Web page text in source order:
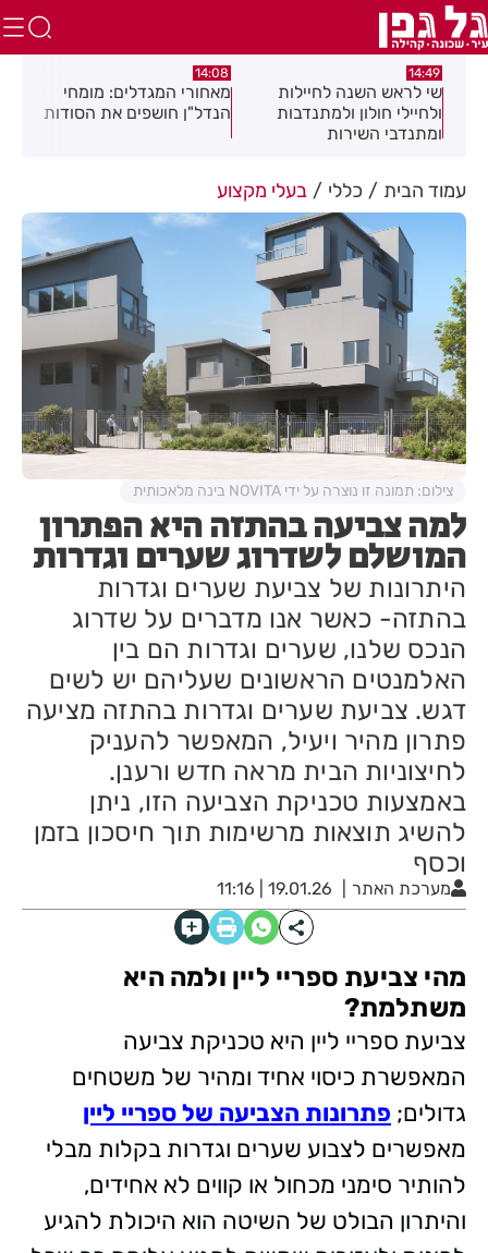
14:49
שי לראש השנה לחיילות
ולחיילי חולון ולמתנדבות
ומתנדבי השירות
14:08
מאחורי המגדלים: מומחי
הנדל"ן חושפים את הסודות
עמוד הבית כללי בעלי מקצוע
למה צביעה בהתזה היא הפתרון
המושלם לשדרוג שערים וגדרות
​היתרונות של צביעת שערים וגדרות
בהתזה- כאשר אנו מדברים על שדרוג
הנכס שלנו, שערים וגדרות הם בין
האלמנטים הראשונים שעליהם יש לשים
דגש. צביעת שערים וגדרות בהתזה מציעה
פתרון מהיר ויעיל, המאפשר להעניק
לחיצוניות הבית מראה חדש ורענן.
באמצעות טכניקת הצביעה הזו, ניתן
להשיג תוצאות מרשימות תוך חיסכון בזמן
וכסף
מערכת האתר 19.01.26 | 11:16
צילום: תמונה זו נוצרה על ידי NOVITA בינה מלאכותית
מהי צביעת ספריי ליין ולמה היא
משתלמת?
צביעת ספריי ליין היא טכניקת צביעה
המאפשרת כיסוי אחיד ומהיר של משטחים
גדולים; פתרונות הצביעה של ספריי ליין
מאפשרים לצבוע שערים וגדרות בקלות מבלי
להותיר סימני מכחול או קווים לא אחידים,
והיתרון הבולט של השיטה הוא היכולת להגיע